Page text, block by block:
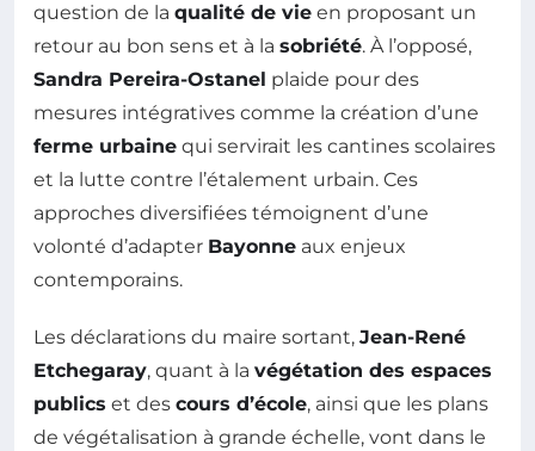
question de la qualité de vie en proposant un
retour au bon sens et à la sobriété. À l’opposé,
Sandra Pereira-Ostanel plaide pour des
mesures intégratives comme la création d’une
ferme urbaine qui servirait les cantines scolaires
et la lutte contre l’étalement urbain. Ces
approches diversifiées témoignent d’une
volonté d’adapter Bayonne aux enjeux
contemporains.
Les déclarations du maire sortant, Jean-René
Etchegaray, quant à la végétation des espaces
publics et des cours d’école, ainsi que les plans
de végétalisation à grande échelle, vont dans le